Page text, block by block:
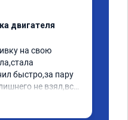
двигателя
на свою
быстро,за пару
не взял,всё